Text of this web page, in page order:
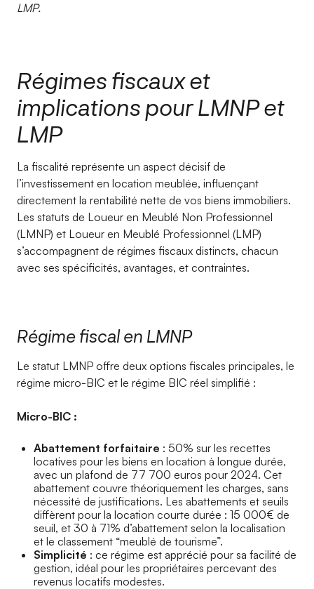
LMP.
Régimes fiscaux et
implications pour LMNP et
LMP
La fiscalité représente un aspect décisif de
l’investissement en location meublée, influençant
directement la rentabilité nette de vos biens immobiliers.
Les statuts de Loueur en Meublé Non Professionnel
(LMNP) et Loueur en Meublé Professionnel (LMP)
s’accompagnent de régimes fiscaux distincts, chacun
avec ses spécificités, avantages, et contraintes.
Régime fiscal en LMNP
Le statut LMNP offre deux options fiscales principales, le
régime micro-BIC et le régime BIC réel simplifié :
Micro-BIC :
Abattement forfaitaire : 50% sur les recettes
locatives pour les biens en location à longue durée,
avec un plafond de 77 700 euros pour 2024. Cet
abattement couvre théoriquement les charges, sans
nécessité de justifications. Les abattements et seuils
diffèrent pour la location courte durée : 15 000€ de
seuil, et 30 à 71% d’abattement selon la localisation
et le classement “meublé de tourisme”.
Simplicité : ce régime est apprécié pour sa facilité de
gestion, idéal pour les propriétaires percevant des
revenus locatifs modestes.